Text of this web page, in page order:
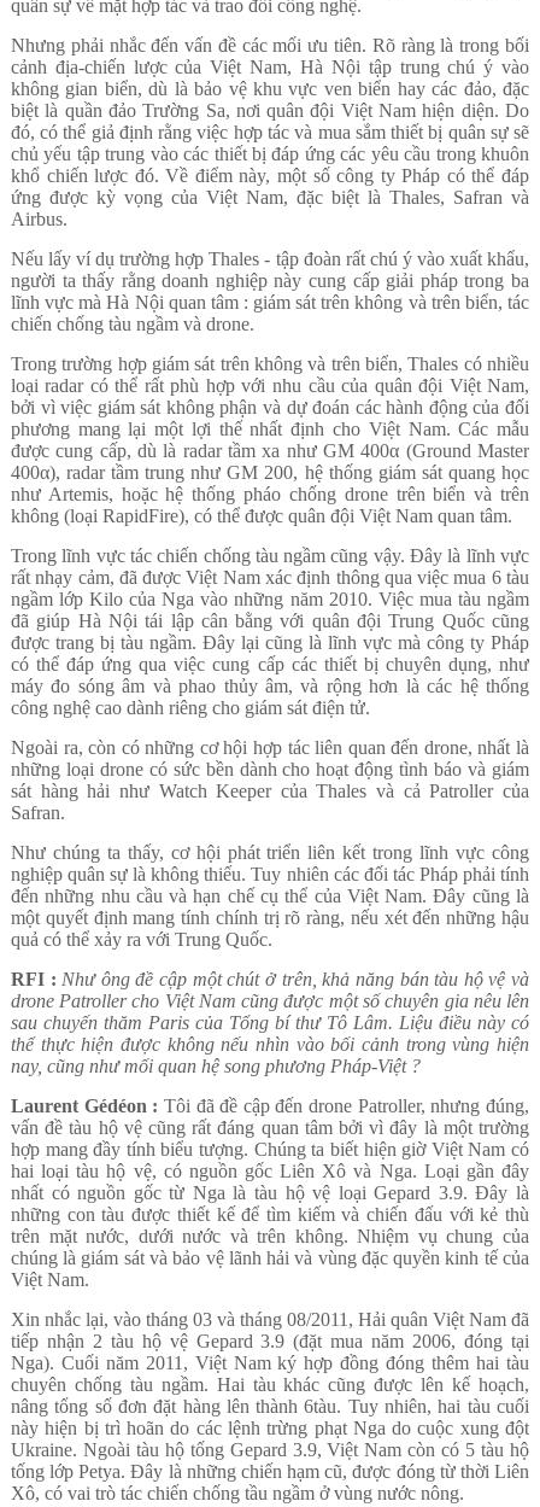
quân sự về mặt hợp tác và trao đổi công nghệ.
Nhưng phải nhắc đến vấn đề các mối ưu tiên. Rõ ràng là trong bối
cảnh địa-chiến lược của Việt Nam, Hà Nội tập trung chú ý vào
không gian biển, dù là bảo vệ khu vực ven biển hay các đảo, đặc
biệt là quần đảo Trường Sa, nơi quân đội Việt Nam hiện diện. Do
đó, có thể giả định rằng việc hợp tác và mua sắm thiết bị quân sự sẽ
chủ yếu tập trung vào các thiết bị đáp ứng các yêu cầu trong khuôn
khổ chiến lược đó. Về điểm này, một số công ty Pháp có thể đáp
ứng được kỳ vọng của Việt Nam, đặc biệt là Thales, Safran và
Airbus.
Nếu lấy ví dụ trường hợp Thales - tập đoàn rất chú ý vào xuất khẩu,
người ta thấy rằng doanh nghiệp này cung cấp giải pháp trong ba
lĩnh vực mà Hà Nội quan tâm : giám sát trên không và trên biển, tác
chiến chống tàu ngầm và drone.
Trong trường hợp giám sát trên không và trên biển, Thales có nhiều
loại radar có thể rất phù hợp với nhu cầu của quân đội Việt Nam,
bởi vì việc giám sát không phận và dự đoán các hành động của đối
phương mang lại một lợi thế nhất định cho Việt Nam. Các mẫu
được cung cấp, dù là radar tầm xa như GM 400α (Ground Master
400α), radar tầm trung như GM 200, hệ thống giám sát quang học
như Artemis, hoặc hệ thống pháo chống drone trên biển và trên
không (loại RapidFire), có thể được quân đội Việt Nam quan tâm.
Trong lĩnh vực tác chiến chống tàu ngầm cũng vậy. Đây là lĩnh vực
rất nhạy cảm, đã được Việt Nam xác định thông qua việc mua 6 tàu
ngầm lớp Kilo của Nga vào những năm 2010. Việc mua tàu ngầm
đã giúp Hà Nội tái lập cân bằng với quân đội Trung Quốc cũng
được trang bị tàu ngầm. Đây lại cũng là lĩnh vực mà công ty Pháp
có thể đáp ứng qua việc cung cấp các thiết bị chuyên dụng, như
máy đo sóng âm và phao thủy âm, và rộng hơn là các hệ thống
công nghệ cao dành riêng cho giám sát điện tử.
Ngoài ra, còn có những cơ hội hợp tác liên quan đến drone, nhất là
những loại drone có sức bền dành cho hoạt động tình báo và giám
sát hàng hải như Watch Keeper của Thales và cả Patroller của
Safran.
Như chúng ta thấy, cơ hội phát triển liên kết trong lĩnh vực công
nghiệp quân sự là không thiếu. Tuy nhiên các đối tác Pháp phải tính
đến những nhu cầu và hạn chế cụ thể của Việt Nam. Đây cũng là
một quyết định mang tính chính trị rõ ràng, nếu xét đến những hậu
quả có thể xảy ra với Trung Quốc.
RFI : Như ông đề cập một chút ở trên, khả năng bán tàu hộ vệ và
drone Patroller cho Việt Nam cũng được một số chuyên gia nêu lên
sau chuyến thăm Paris của Tổng bí thư Tô Lâm. Liệu điều này có
thể thực hiện được không nếu nhìn vào bối cảnh trong vùng hiện
nay, cũng như mối quan hệ song phương Pháp-Việt ?
Laurent Gédéon : Tôi đã đề cập đến drone Patroller, nhưng đúng,
vấn đề tàu hộ vệ cũng rất đáng quan tâm bởi vì đây là một trường
hợp mang đầy tính biểu tượng. Chúng ta biết hiện giờ Việt Nam có
hai loại tàu hộ vệ, có nguồn gốc Liên Xô và Nga. Loại gần đây
nhất có nguồn gốc từ Nga là tàu hộ vệ loại Gepard 3.9. Đây là
những con tàu được thiết kế để tìm kiếm và chiến đấu với kẻ thù
trên mặt nước, dưới nước và trên không. Nhiệm vụ chung của
chúng là giám sát và bảo vệ lãnh hải và vùng đặc quyền kinh tế của
Việt Nam.
Xin nhắc lại, vào tháng 03 và tháng 08/2011, Hải quân Việt Nam đã
tiếp nhận 2 tàu hộ vệ Gepard 3.9 (đặt mua năm 2006, đóng tại
Nga). Cuối năm 2011, Việt Nam ký hợp đồng đóng thêm hai tàu
chuyên chống tàu ngầm. Hai tàu khác cũng được lên kế hoạch,
nâng tổng số đơn đặt hàng lên thành 6tàu. Tuy nhiên, hai tàu cuối
này hiện bị trì hoãn do các lệnh trừng phạt Nga do cuộc xung đột
Ukraine. Ngoài tàu hộ tống Gepard 3.9, Việt Nam còn có 5 tàu hộ
tống lớp Petya. Đây là những chiến hạm cũ, được đóng từ thời Liên
Xô, có vai trò tác chiến chống tầu ngầm ở vùng nước nông.